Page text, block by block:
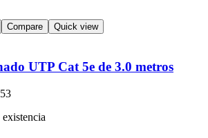
Compare Quick view
UTP Cat 5e de 3.0 metros
existencia